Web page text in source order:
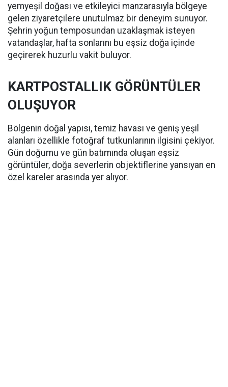
yemyeşil doğası ve etkileyici manzarasıyla bölgeye
gelen ziyaretçilere unutulmaz bir deneyim sunuyor.
Şehrin yoğun temposundan uzaklaşmak isteyen
vatandaşlar, hafta sonlarını bu eşsiz doğa içinde
geçirerek huzurlu vakit buluyor.
KARTPOSTALLIK GÖRÜNTÜLER
OLUŞUYOR
Bölgenin doğal yapısı, temiz havası ve geniş yeşil
alanları özellikle fotoğraf tutkunlarının ilgisini çekiyor.
Gün doğumu ve gün batımında oluşan eşsiz
görüntüler, doğa severlerin objektiflerine yansıyan en
özel kareler arasında yer alıyor.